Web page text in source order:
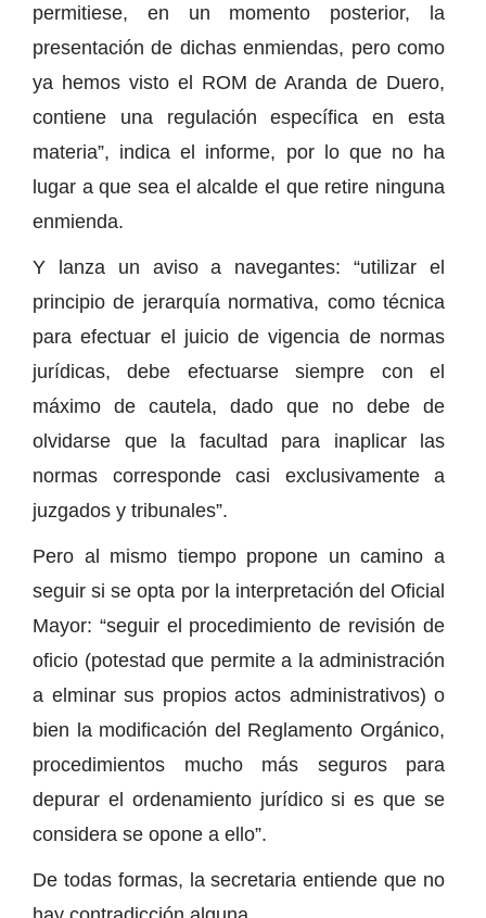
permitiese, en un momento posterior, la
presentación de dichas enmiendas, pero como
ya hemos visto el ROM de Aranda de Duero,
contiene una regulación específica en esta
materia”, indica el informe, por lo que no ha
lugar a que sea el alcalde el que retire ninguna
enmienda.
Y lanza un aviso a navegantes: “utilizar el
principio de jerarquía normativa, como técnica
para efectuar el juicio de vigencia de normas
jurídicas, debe efectuarse siempre con el
máximo de cautela, dado que no debe de
olvidarse que la facultad para inaplicar las
normas corresponde casi exclusivamente a
juzgados y tribunales”.
Pero al mismo tiempo propone un camino a
seguir si se opta por la interpretación del Oficial
Mayor: “seguir el procedimiento de revisión de
oficio (potestad que permite a la administración
a elminar sus propios actos administrativos) o
bien la modificación del Reglamento Orgánico,
procedimientos mucho más seguros para
depurar el ordenamiento jurídico si es que se
considera se opone a ello”.
De todas formas, la secretaria entiende que no